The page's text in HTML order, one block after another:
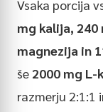
Vsaka porcija
mg kalija, 240
magnezija in
še 2000 mg
razmerju 2:1:1